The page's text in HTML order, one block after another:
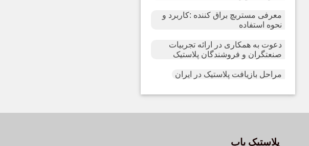
معرفی مستربچ براق کننده :کاربرد و
نحوه استفاده
دعوت به همکاری در ارائه تجربیات
صنعتگران و فروشندگان پلاستیک
مراحل بازیافت پلاستیک در ایران
پلاستیک یاب